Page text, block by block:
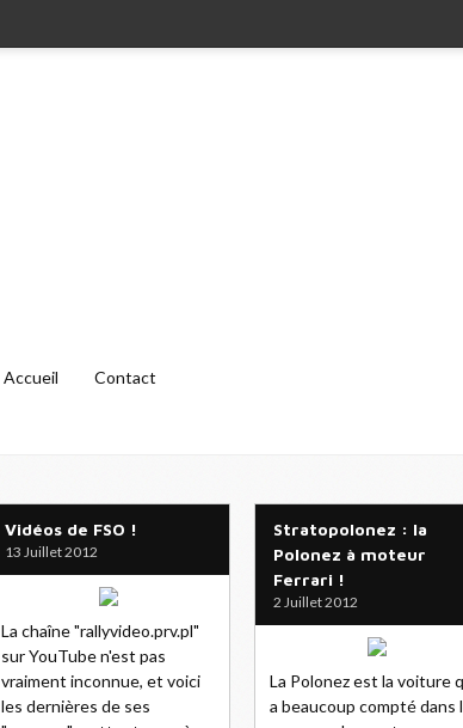
Accueil Contact
Vidéos de FSO !
13 Juillet 2012
La chaîne "rallyvideo.prv.pl"
sur YouTube n'est pas
vraiment inconnue, et voici
les dernières de ses
Stratopolonez : la
Polonez à moteur
Ferrari !
2 Juillet 2012
La Polonez est la voiture
a beaucoup compté dans